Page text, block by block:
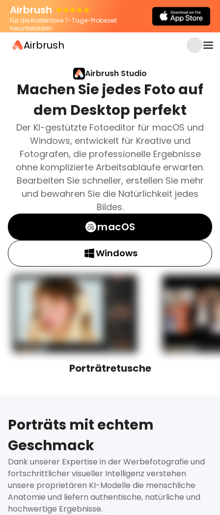
Airbrush
Für die Kostenlose 7-Tage-Probezeit
herunterladen
Airbrush
Airbrush Studio
Machen Sie jedes Foto auf
dem Desktop perfekt
Der KI-gestützte Fotoeditor für macOS und
Windows, entwickelt für Kreative und
Fotografen, die professionelle Ergebnisse
ohne komplizierte Arbeitsabläufe erwarten.
Bearbeiten Sie schneller, erstellen Sie mehr
und bewahren Sie die Natürlichkeit jedes
Bildes.
macOS
Windows
Porträtretusche
Porträts mit echtem
Geschmack
Dank unserer Expertise in der Werbefotografie und
fortschrittlicher visueller Intelligenz verstehen
unsere proprietären KI-Modelle die menschliche
Anatomie und liefern authentische, natürliche und
hochwertige Ergebnisse.